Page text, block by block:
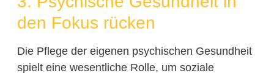
den Fokus rücken
Die Pflege der eigenen psychischen Gesundheit
spielt eine wesentliche Rolle, um soziale